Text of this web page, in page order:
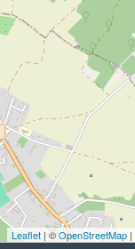
Leaflet | ©OpenStreetMap |